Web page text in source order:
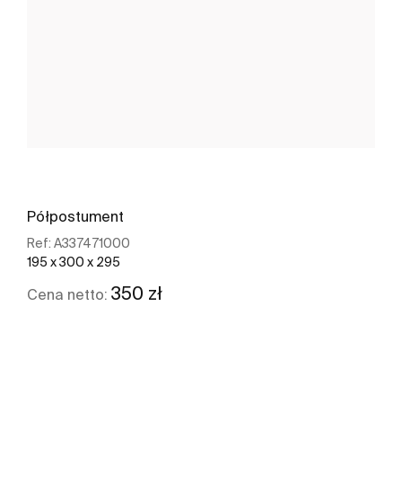
Półpostument
Ref: A337471000
195 x 300 x 295
Cena netto: 350 zł